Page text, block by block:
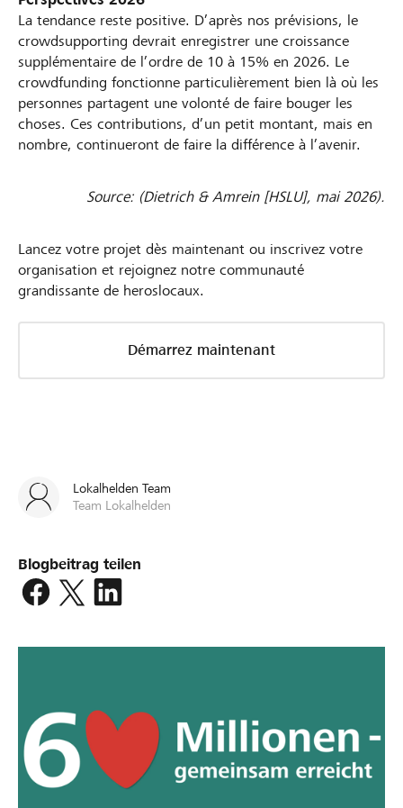
La tendance reste positive. D’après nos prévisions, le
crowdsupporting devrait enregistrer une croissance
supplémentaire de l’ordre de 10 à 15% en 2026. Le
crowdfunding fonctionne particulièrement bien là où les
personnes partagent une volonté de faire bouger les
choses. Ces contributions, d’un petit montant, mais en
nombre, continueront de faire la différence à l’avenir.
Source: (Dietrich & Amrein [HSLU], mai 2026).
Lancez votre projet dès maintenant ou inscrivez votre
organisation et rejoignez notre communauté
grandissante de heroslocaux.
Démarrez maintenant
Lokalhelden Team
Team Lokalhelden
Blogbeitrag teilen